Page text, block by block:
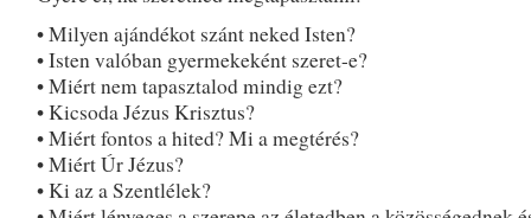
• Milyen ajándékot szánt neked Isten?
• Isten valóban gyermekeként szeret-e?
• Miért nem tapasztalod mindig ezt?
• Kicsoda Jézus Krisztus?
• Miért fontos a hited? Mi a megtérés?
• Miért Úr Jézus?
• Ki az a Szentlélek?